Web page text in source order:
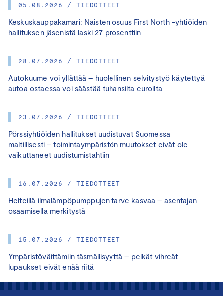
05.08.2026 / TIEDOTTEET
Keskuskauppakamari: Naisten osuus First North -yhtiöiden
hallituksen jäsenistä laski 27 prosenttiin
28.07.2026 / TIEDOTTEET
Autokuume voi yllättää – huolellinen selvitystyö käytettyä
autoa ostaessa voi säästää tuhansilta euroilta
23.07.2026 / TIEDOTTEET
Pörssiyhtiöiden hallitukset uudistuvat Suomessa
maltillisesti – toimintaympäristön muutokset eivät ole
vaikuttaneet uudistumistahtiin
16.07.2026 / TIEDOTTEET
Helteillä ilmalämpöpumppujen tarve kasvaa – asentajan
osaamisella merkitystä
15.07.2026 / TIEDOTTEET
Ympäristöväittämiin täsmällisyyttä – pelkät vihreät
lupaukset eivät enää riitä